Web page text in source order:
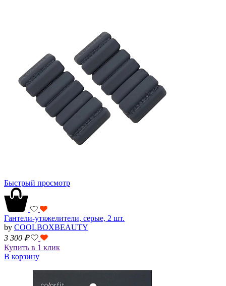
Быстрый просмотр
Гантели-утяжелители, серые, 2 шт.
by COOLBOXBEAUTY
3 300 ₽
Купить в 1 клик
В корзину